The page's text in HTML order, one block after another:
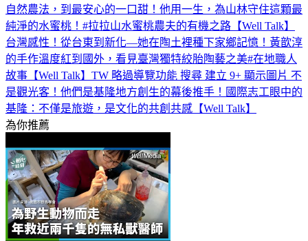
自然農法，到最安心的一口甜！他用一生，為山林守住這顆最
純淨的水蜜桃！#拉拉山水蜜桃農夫的有機之路【Well Talk】
台灣感性！從台東到新化—她在陶土裡種下家鄉記憶！黃歆淳
的手作溫度紅到國外，看見臺灣獨特絞胎陶藝之美#在地職人
故事【Well Talk】 TW 略過導覽功能 搜尋 建立 9+ 顯示圖片 不
是觀光客！他們是基隆地方創生的幕後推手！國際志工眼中的
基隆：不僅是旅遊，是文化的共創共感【Well Talk】
為你推薦